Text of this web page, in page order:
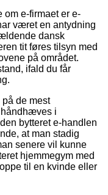
e-firmaet er e-
været en antydning
dansk
tit føres tilsyn med
på området.
ifald du får
de mest
håndhæves i
bytteret e-handlen
at man stadig
senere vil kunne
hjemmegym med
til en kvinde eller